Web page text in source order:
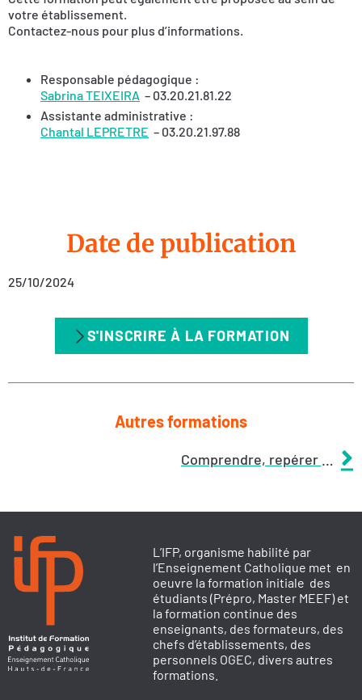
votre établissement.
Contactez-nous pour plus d’informations.
Responsable pédagogique :
Sabrina TEIXEIRA – 03.20.21.81.22
Assistante administrative :
Chantal LEPRETRE – 03.20.21.97.88
Date de publication
25/10/2024
S'INSCRIRE À LA FORMATION
Autres formations
L’IFP, organisme habilité par
l’Enseignement Catholique met en
oeuvre la formation initiale des
étudiants (Prépro, Master MEEF) et
la formation continue des
enseignants, des formateurs, des
chefs d’établissements, des
personnels OGEC, divers autres
formations.